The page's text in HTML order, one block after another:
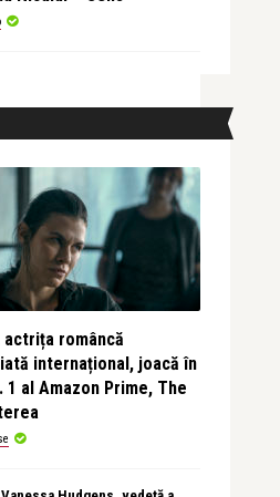
actrița româncă
internațional, joacă în
1 al Amazon Prime, The